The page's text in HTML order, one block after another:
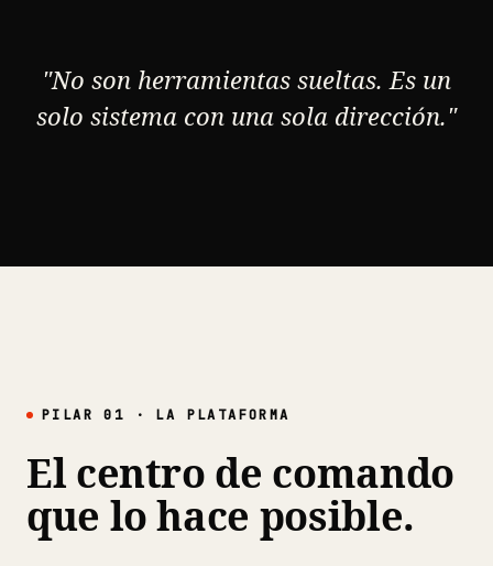
"No son herramientas sueltas. Es un
solo sistema con una sola dirección."
PILAR 01 · LA PLATAFORMA
El centro de comando
que lo hace posible.